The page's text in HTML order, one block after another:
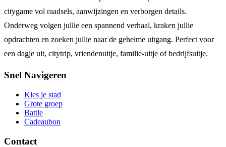
citygame vol raadsels, aanwijzingen en verborgen details.
Onderweg volgen jullie een spannend verhaal, kraken jullie
opdrachten en zoeken jullie naar de geheime uitgang. Perfect voor
een dagje uit, citytrip, vriendenuitje, familie-uitje of bedrijfsuitje.
Snel Navigeren
Kies je stad
Grote groep
Battle
Cadeaubon
Contact